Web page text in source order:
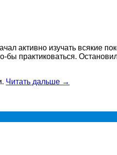
активно изучать всякие
бы практиковаться.
Читать дальше →